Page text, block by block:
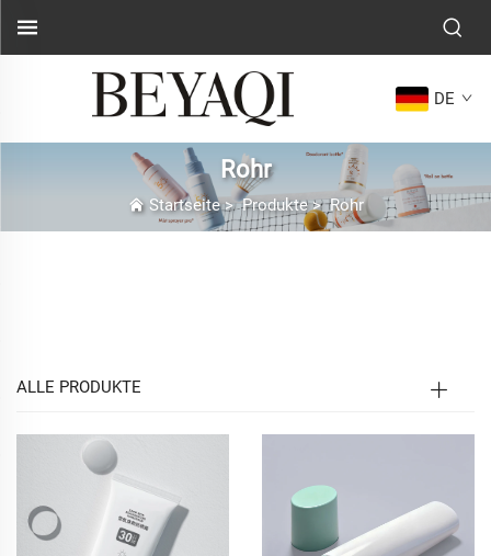
DE
Rohr
Startseite>Produkte>Rohr
mehr als nur ein Behältnis – sie ist eine stille
Markenbotschafterin, die bereits beim ersten Blick eine
Verbindung mit den Verbrauchern eingeht und das
gesamte Produkterlebnis prägt. Unter den unzähligen
Verpackungslösungen, die am Markt erhältlich sind,
ALLE PRODUKTE